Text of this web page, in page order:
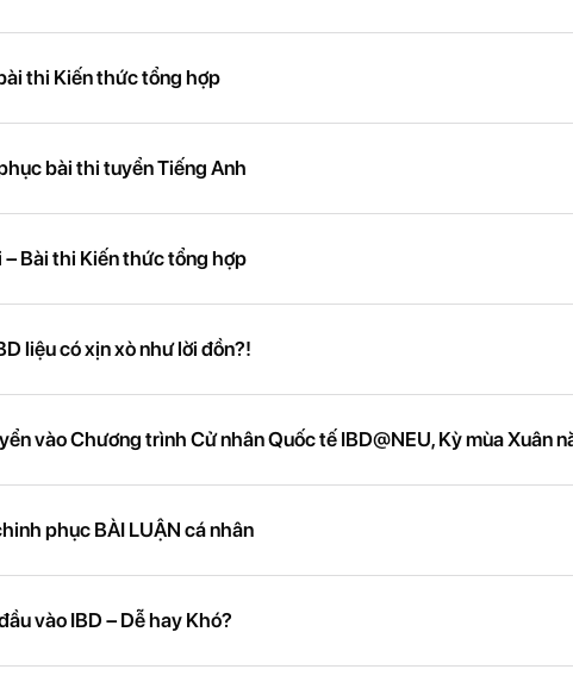
thi Kiến thức tổng hợp
bài thi tuyển Tiếng Anh
– Bài thi Kiến thức tổng hợp
liệu có xịn xò như lời đồn?!
vào Chương trình Cử nhân Quốc tế IBD@NEU, Kỳ mùa Xuân
phục BÀI LUẬN cá nhân
vào IBD – Dễ hay Khó?